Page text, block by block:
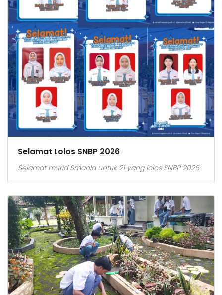
Selamat Lolos SNBP 2026
Selamat murid Smanla untuk 21 yang lolos SNBP 2026